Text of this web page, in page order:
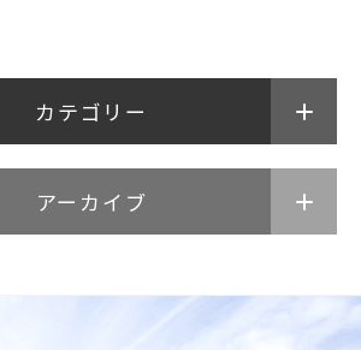
武蔵野学院大学
武蔵野短期大学
武蔵野短期大学
附属幼稚園・保育園
カテゴリー
アーカイブ